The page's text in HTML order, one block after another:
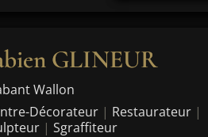
GLINEUR
Wallon
Décorateur | Restaurateur |
|Sgraffiteur